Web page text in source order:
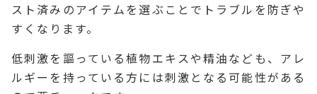
スト済みのアイテムを選ぶことでトラブルを防ぎや
すくなります。
低刺激を謳っている植物エキスや精油なども、アレ
ルギーを持っている方には刺激となる可能性がある